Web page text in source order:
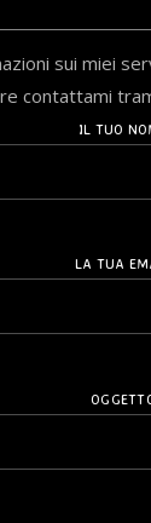
sui miei
contattami
IL TUO
LA TUA